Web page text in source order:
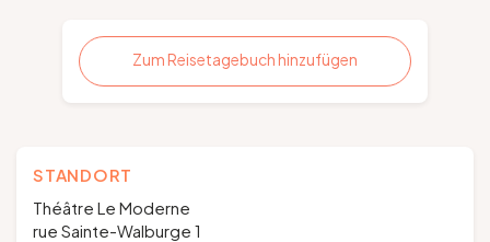
Zum Reisetagebuch hinzufügen
STANDORT
Théâtre Le Moderne
rue Sainte-Walburge 1